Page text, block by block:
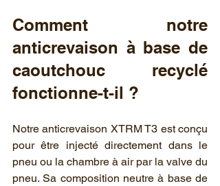
Comment notre
anticrevaison à base de
caoutchouc recyclé
fonctionne-t-il ?
Notre anticrevaison XTRM T3 est conçu
pour être injecté directement dans le
pneu ou la chambre à air par la valve du
pneu. Sa composition neutre à base de